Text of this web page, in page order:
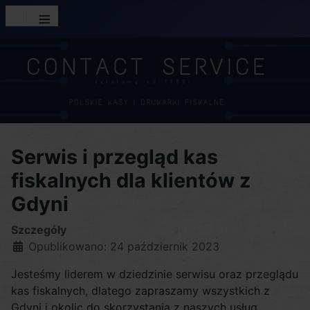
≡
Serwis i przegląd kas
fiskalnych dla klientów z
Gdyni
Szczegóły
Opublikowano: 24 październik 2023
Jesteśmy liderem w dziedzinie serwisu oraz przeglądu
kas fiskalnych, dlatego zapraszamy wszystkich z